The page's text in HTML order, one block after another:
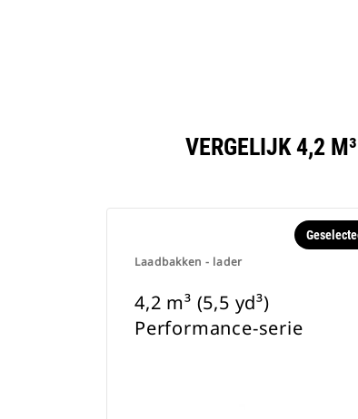
VERGELIJK 4,2
Laadbakken - lader
4,2 m³ (5,5 yd³)
Performance-serie